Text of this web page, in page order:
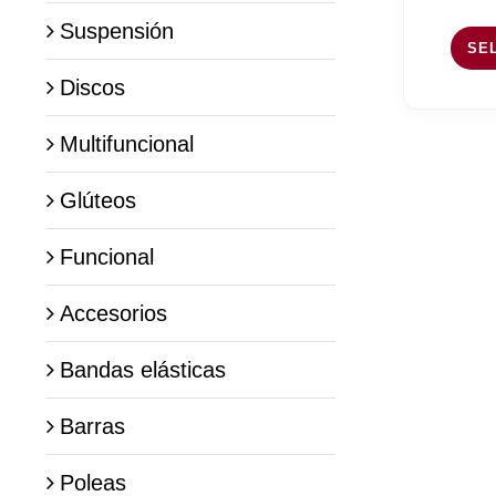
Suspensión
Discos
Multifuncional
Glúteos
Funcional
Accesorios
Bandas elásticas
Barras
Poleas